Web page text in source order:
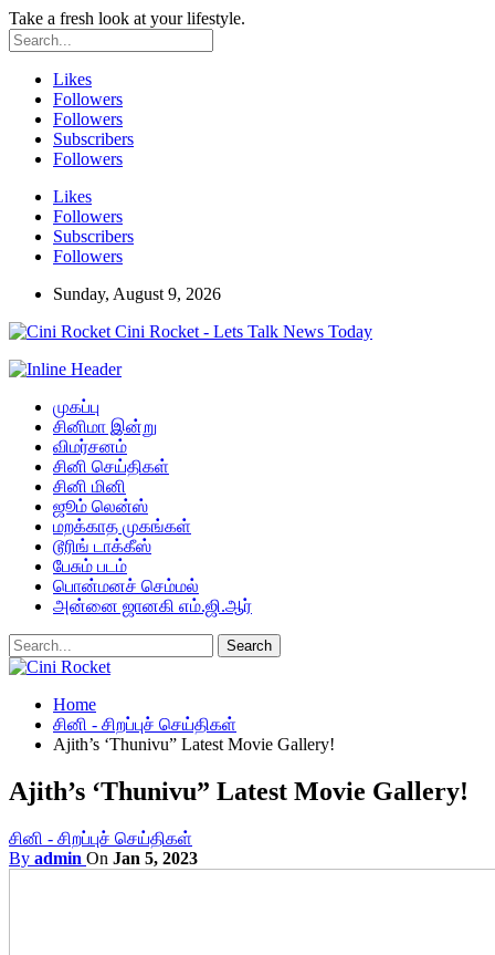
Take a fresh look at your lifestyle.
Likes
Followers
Followers
Subscribers
Followers
Likes
Followers
Subscribers
Followers
Sunday, August 9, 2026
Cini Rocket - Lets Talk News Today
முகப்பு
சினிமா இன்று
விமர்சனம்
சினி செய்திகள்
சினி மினி
ஜூம் லென்ஸ்
மறக்காத முகங்கள்
டூரிங் டாக்கீஸ்
பேசும் படம்
பொன்மனச் செம்மல்
அன்னை ஜானகி எம்.ஜி.ஆர்
Home
சினி - சிறப்புச் செய்திகள்
Ajith’s ‘Thunivu” Latest Movie Gallery!
Ajith’s ‘Thunivu” Latest Movie Gallery!
சினி - சிறப்புச் செய்திகள்
By admin On Jan 5, 2023